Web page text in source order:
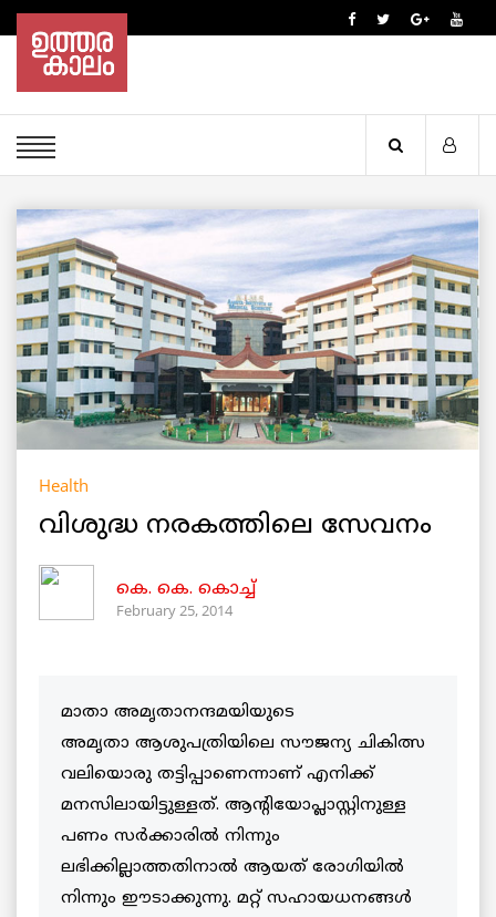
Health
വിശുദ്ധ നരകത്തിലെ സേവനം
കെ. കെ. കൊച്ച്
February 25, 2014
മാതാ അമൃതാനന്ദമയിയുടെ
അമൃതാ ആശുപത്രിയിലെ സൗജന്യ ചികിത്സ
വലിയൊരു തട്ടിപ്പാണെന്നാണ് എനിക്ക്
മനസിലായിട്ടുള്ളത്‌. ആന്റിയോപ്ലാസ്റ്റിനുള്ള
പണം സര്‍ക്കാരില്‍ നിന്നും
ലഭിക്കില്ലാത്തതിനാല്‍ ആയത് രോഗിയില്‍
നിന്നും ഈടാക്കുന്നു. മറ്റ് സഹായധനങ്ങള്‍